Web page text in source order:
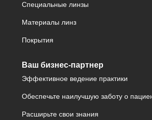
Специальные линзы
Материалы линз
Покрытия
Ваш бизнес-партнер
Эффективное ведение практики
Обеспечьте наилучшую заботу о
Расширьте свои знания